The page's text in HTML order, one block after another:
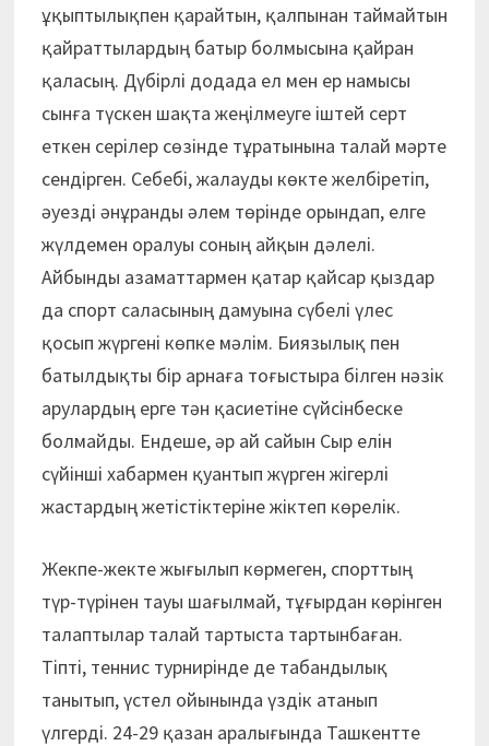
ұқыптылықпен қарайтын, қалпынан таймайтын
қайраттылардың батыр болмысына қайран
қаласың. Дүбірлі додада ел мен ер намысы
сынға түскен шақта жеңілмеуге іштей серт
еткен серілер сөзінде тұратынына талай мәрте
сендірген. Себебі, жалауды көкте желбіретіп,
әуезді әнұранды әлем төрінде орындап, елге
жүлдемен оралуы соның айқын дәлелі.
Айбынды азаматтармен қатар қайсар қыздар
да спорт саласының дамуына сүбелі үлес
қосып жүргені көпке мәлім. Биязылық пен
батылдықты бір арнаға тоғыстыра білген нәзік
арулардың ерге тән қасиетіне сүйсінбеске
болмайды. Ендеше, әр ай сайын Сыр елін
сүйінші хабармен қуантып жүрген жігерлі
жастардың жетістіктеріне жіктеп көрелік.
Жекпе-жекте жығылып көрмеген, спорттың
түр-түрінен тауы шағылмай, тұғырдан көрінген
талаптылар талай тартыста тартынбаған.
Тіпті, теннис турнирінде де табандылық
танытып, үстел ойынында үздік атанып
үлгерді. 24-29 қазан аралығында Ташкентте